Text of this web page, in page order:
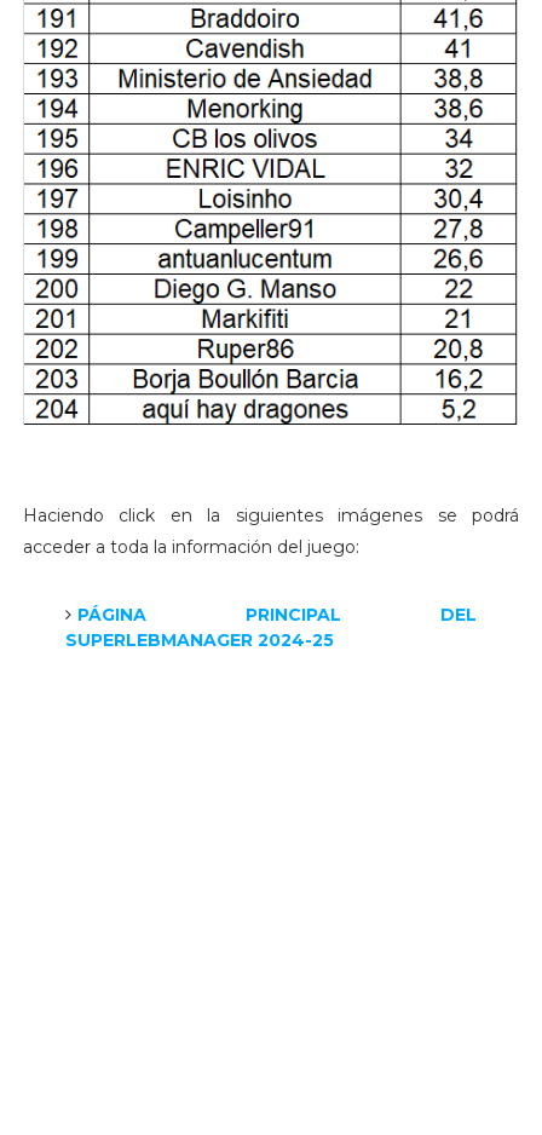
Haciendo click en la siguientes imágenes se podrá
acceder a toda la información del juego:
PÁGINA PRINCIPAL DEL
SUPERLEBMANAGER 2024-25